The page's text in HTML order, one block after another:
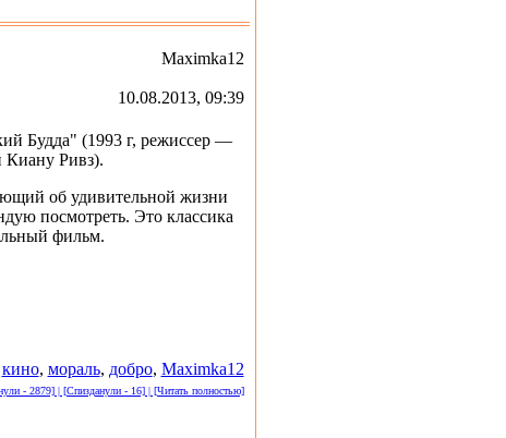
Maximka12
10.08.2013, 09:39
Будда" (1993 г, режиссер —
Киану Ривз).
об удивительной жизни
посмотреть. Это классика
фильм.
кино, мораль, добро, Maximka12
- 2879] | [Спизданули - 16] | [Читать полностью]